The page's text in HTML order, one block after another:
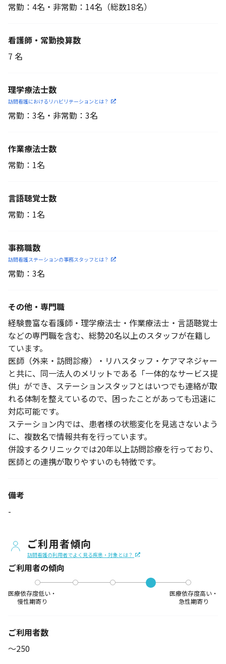
常勤：4名・非常勤：14名 （総数18名）
看護師・常勤換算数
7 名
理学療法士数
訪問看護におけるリハビリ テーションとは？
常勤：3名・非常勤：3名
作業療法士数
常勤：1名
言語聴覚士数
常勤：1名
事務職数
訪問看護ステーションの事務スタッフとは？
常勤：3名
その他・専門職
経験豊富な看護師・理学療法士・作業療法士・言語聴覚士
などの専門職を含む、総勢20名以上のスタッフが在籍し
ています。
医師（外来・訪問診療）・リハスタッフ・ケアマネジャー
と共に、同一法人のメリットである「一体的なサービス提
供」ができ、ステーションスタッフとはいつでも連絡が取
れる体制を整えているので、困ったことがあっても迅速に
対応可能です。
ステーション内では、患者様の状態変化を見逃さないよう
に、複数名で情報共有を行っています。
併設するクリニックでは20年以上訪問診療を行っており、
医師との連携が取りやすいのも特徴です。
備考
-
ご利用者傾向
訪問看護の利用者でよく見る疾患・対象とは？
ご利用者の傾向
医療依存度低い・
慢性期寄り
医療依存度高い・
急性期寄り
ご利用者数
〜250